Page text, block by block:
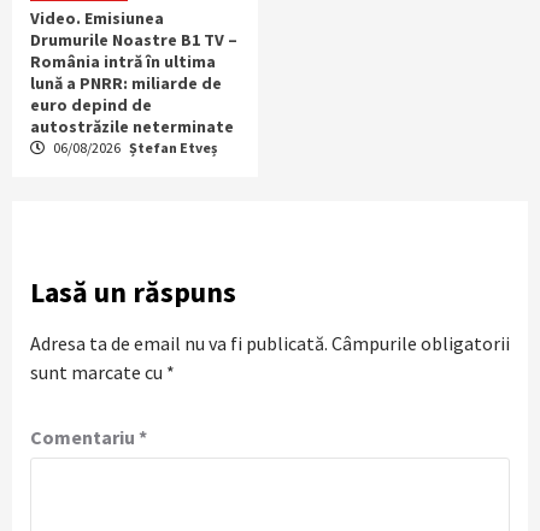
Video. Emisiunea
Drumurile Noastre B1 TV –
România intră în ultima
lună a PNRR: miliarde de
euro depind de
autostrăzile neterminate
06/08/2026 Ștefan Etveș
Lasă un răspuns
Adresa ta de email nu va fi publicată. Câmpurile obligatorii
sunt marcate cu *
Comentariu *